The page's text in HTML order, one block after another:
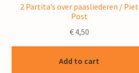
2 Partita’s over paasliederen / Piet
Post
€4,50
Add to cart